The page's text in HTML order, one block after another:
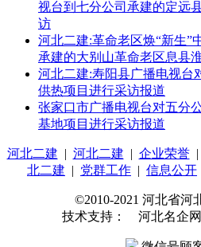
视台到七分公司承建的定远
访
河北二建:革命老区焕“新生”
承建的大别山革命老区息县
河北二建:寿阳县广播电视台
供热项目进行采访报道
张家口市广播电视台对五分
基地项目进行采访报道
河北二建 | 河北二建 | 企业荣誉|
北二建 | 党群工作 | 信息公开
©2010-2021 河北省河
技术支持： 河北名企